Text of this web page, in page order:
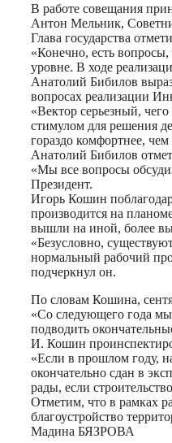
В работе совещания
Антон Мельник,
Глава государства
«Конечно, есть
уровне. В ходе
Анатолий Бибилов
вопросах реализации
«Вектор серьезный,
стимулом для решения
гораздо комфортнее,
Анатолий Бибилов
«Мы все вопросы
Президент.
Игорь Кошин
производится на
вышли на иной, более
«Безусловно,
нормальный рабочий
подчеркнул он.
По словам Кошина,
«Со следующего года
подводить
И. Кошин
«Если в прошлом году,
окончательно сдан в
рады, если
Отметим, что в рамках
благоустройство
Мадина БЯЗРОВА